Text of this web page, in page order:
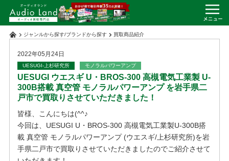
ジャンルから探す/ブランドから探す 買取商品紹介
2022年05月24日
UESUGI-上杉研究所 モノラルパワーアンプ
UESUGI ウエスギ U・BROS-300 高槻電気工業製 U-
300B搭載 真空管 モノラルパワーアンプ を岩手県二
戸市で買取りさせていただきました！
皆様、こんにちは(^^♪
今回は、UESUGI U・BROS-300 高槻電気工業製U-300B搭
載 真空管 モノラルパワーアンプ (ウエスギ/上杉研究所)を岩
手県二戸市で買取りさせていただきましたのでご紹介させて